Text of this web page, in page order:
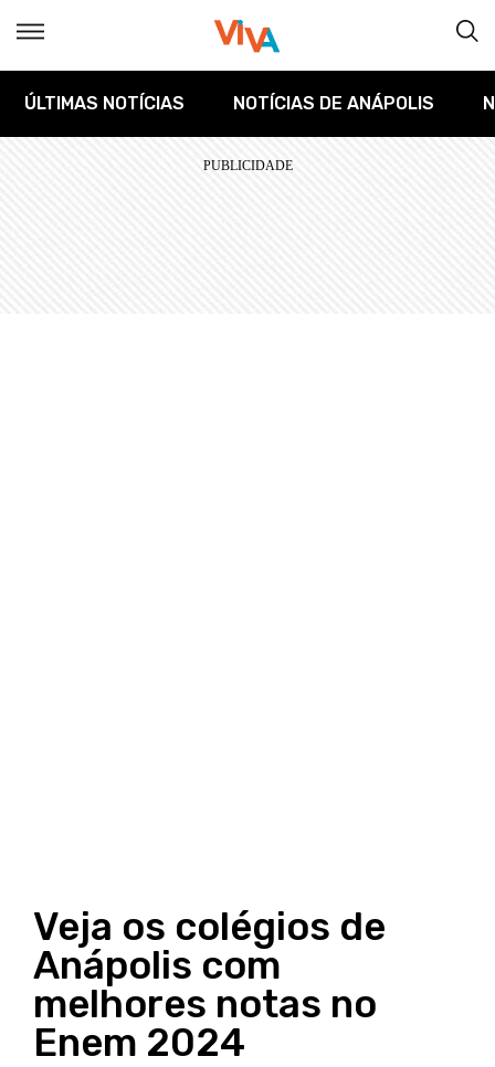
ÚLTIMAS NOTÍCIAS NOTÍCIAS DE ANÁPOLIS
Veja os colégios de
Anápolis com
melhores notas no
Enem 2024